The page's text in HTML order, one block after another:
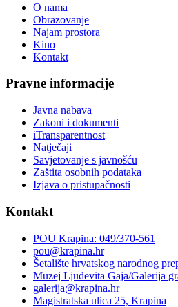
O nama
Obrazovanje
Najam prostora
Kino
Kontakt
Pravne informacije
Javna nabava
Zakoni i dokumenti
iTransparentnost
Natječaji
Savjetovanje s javnošću
Zaštita osobnih podataka
Izjava o pristupačnosti
Kontakt
POU Krapina: 049/370-561
pou@krapina.hr
Šetalište hrvatskog narodnog
Muzej Ljudevita Gaja/Galerija
galerija@krapina.hr
Magistratska ulica 25, Krapina